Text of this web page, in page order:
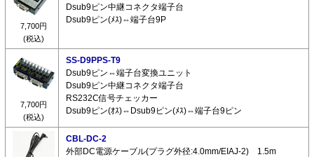
7,700円
(税込)
Dsub9ピン中継コネクタ端子台
Dsub9ピン(ﾒｽ)⇔端子台9P
7,700円
(税込)
SS-D9PPS-T9
Dsub9ピン⇔端子台変換ユニット
Dsub9ピン中継コネクタ端子台
RS232C信号チェッカー
Dsub9ピン(ｵｽ)⇔Dsub9ピン(ﾒｽ)⇔端子台9ピン
CBL-DC-2
外部DC電源ケーブル(プラグ外径:4.0mm/EIAJ-2) 1.5m